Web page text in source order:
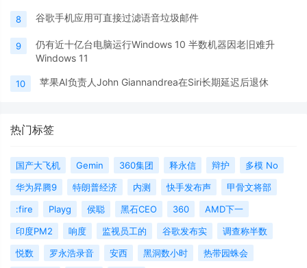
8 谷歌手机应用可直接过滤语音垃圾邮件
9
仍有近十亿台电脑运行Windows 10 半数机器因老旧难升
Windows 11
10 苹果AI负责人John Giannandrea在Siri长期延迟后退休
热门标签
国产大飞机 Gemin 360集团 释永信 辩护
多模 No
华为昇腾9
特朗普经济 内测 快手发布声
甲骨文将部
:fire
Playg 侯聪 黑石CEO 360
AMD下一
印度PM2
响度 监视员工的 谷歌发布实
调查称半数
悦数
罗永浩录音 安西 黑洞数小时
热带园蛛会